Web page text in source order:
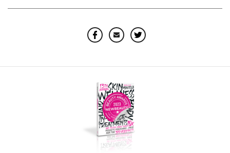
Facebook
EmailTwitter